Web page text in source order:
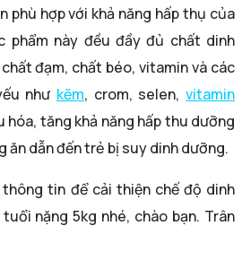
phù hợp với khả năng hấp thụ của
phẩm này đều đầy đủ chất dinh
đạm, chất béo, vitamin và các
như kẽm, crom, selen,vitamin
tăng khả năng hấp thu dưỡng
ăn dẫn đến trẻ bị suy dinh dưỡng.
tin để cải thiện chế độ dinh
nặng 5kg nhé, chào bạn. Trân